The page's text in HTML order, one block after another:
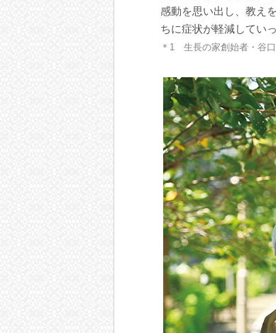
感動を思い出し、教え
ちに症状が軽減してい
＊1 生長の家創始者・谷